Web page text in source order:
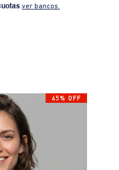
.ver bancos.
45% OFF